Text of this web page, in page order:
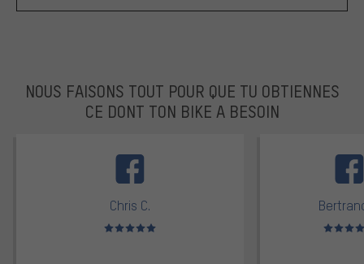
NOUS FAISONS TOUT POUR QUE TU OBTIENNES
CE DONT TON BIKE A BESOIN
Chris C.
Note moyenne : 5 sur 5 Note